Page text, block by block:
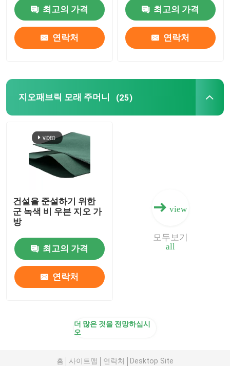
최고의 가격
연락처
최고의 가격
연락처
지오패브릭 모래 주머니 (25)
건설을 준설하기 위한
군 녹색 비 우븐 지오 가
방
최고의 가격
연락처
view
all
모두보기
더 많은 것을 전망하십시
오
홈 사이트맵 연락처 Desktop Site